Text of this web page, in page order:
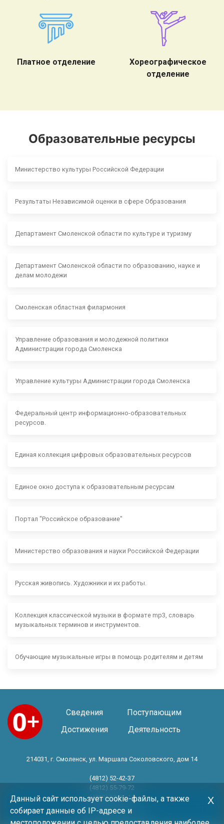
Платное отделение
Хореографическое
отделение
Образовательные ресурсы
Министерство культуры Российской Федерации
Результаты Независимой оценки в сфере Образования
Департамент Смоленской области по культуре и туризму
Департамент Смоленской области по образованию, науке и
делам молодежи
Смоленская областная филармония
Управление образования и молодежной политики
Администрации города Смоленска
Управление культуры Администрации города Смоленска
Федеральный центр информационно-образовательных
ресурсов.
Единая коллекция цифровых образовательных ресурсов
Единое окно доступа к образовательным ресурсам
Портал "Российское образование"
Министерство образования и науки Российской Федерации
Русская живопись. Художники и их работы.
Коллекция классической музыки в формате mp3, словарь
музыкальных терминов и инструментов.
Обучающие музыкальные игры в помощь родителям и детям
Сведения
Поступающим
Достижения
Деятельность
214031, г. Смоленск, ул. Маршала Соколовского, дом 14
(4812) 52-42-37
(4812) 55-79-72
(4812) 30-06-11
Год основания 1983 год
Данный сайт использует cookie-файлы, а также
собирает данные об IP-адресе и
Х